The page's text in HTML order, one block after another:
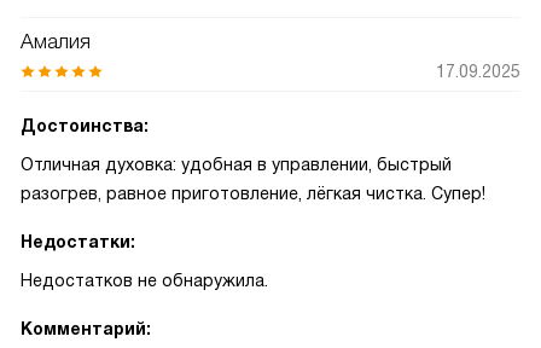
Амалия
17.09.2025
Достоинства:
Отличная духовка: удобная в управлении, быстрый
разогрев, равное приготовление, лёгкая чистка. Супер!
Недостатки:
Недостатков не обнаружила.
Комментарий: